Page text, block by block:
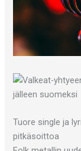
Tuore single ja
pitkäsoittoa